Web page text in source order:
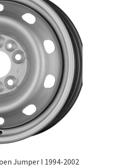
Jumper I 1994-2002